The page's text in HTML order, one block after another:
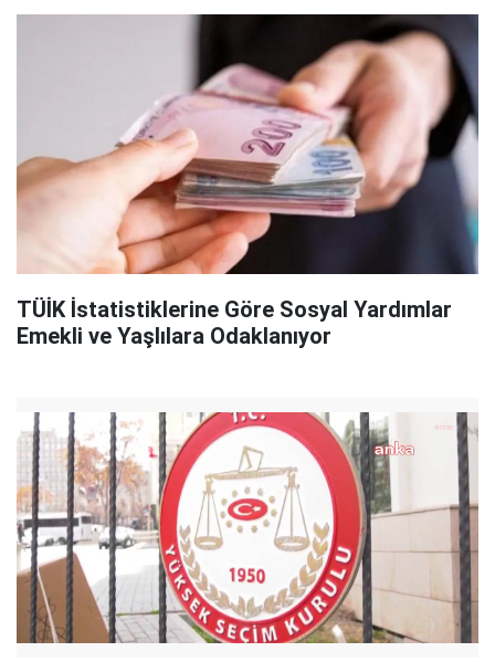
TÜİK İstatistiklerine Göre Sosyal Yardımlar
Emekli ve Yaşlılara Odaklanıyor